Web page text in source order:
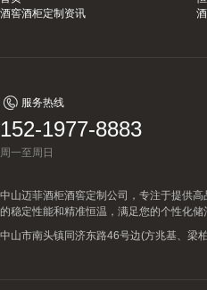
酒窖酒柜定制资讯
服务热线
152-1977-8883
周一至周日
中山迈菲酒柜酒窖定制公司，专注于提供
的稳定性能和精准恒温，满足您的个性化
中山市南头镇同济东路46号边(方兆基、梁